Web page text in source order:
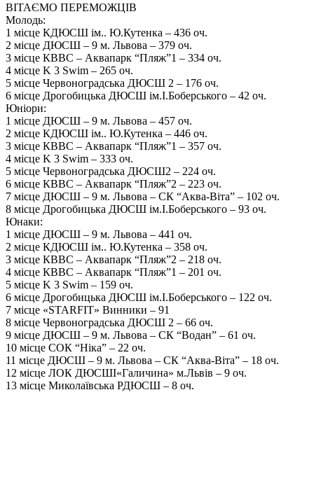
ВІТАЄМО ПЕРЕМОЖЦІВ
Молодь:
1 місце КДЮСШ ім.. Ю.Кутенка – 436 оч.
2 місце ДЮСШ – 9 м. Львова – 379 оч.
3 місце КВВС – Аквапарк “Пляж”1 – 334 оч.
4 місце K 3 Swim – 265 оч.
5 місце Червоноградська ДЮСШ 2 – 176 оч.
6 місце Дрогобицька ДЮСШ ім.І.Боберського – 42 оч.
Юніори:
1 місце ДЮСШ – 9 м. Львова – 457 оч.
2 місце КДЮСШ ім.. Ю.Кутенка – 446 оч.
3 місце КВВС – Аквапарк “Пляж”1 – 357 оч.
4 місце K 3 Swim – 333 оч.
5 місце Червоноградська ДЮСШ2 – 224 оч.
6 місце КВВС – Аквапарк “Пляж”2 – 223 оч.
7 місце ДЮСШ – 9 м. Львова – СК “Аква-Віта” – 102 оч.
8 місце Дрогобицька ДЮСШ ім.І.Боберського – 93 оч.
Юнаки:
1 місце ДЮСШ – 9 м. Львова – 441 оч.
2 місце КДЮСШ ім.. Ю.Кутенка – 358 оч.
3 місце КВВС – Аквапарк “Пляж”2 – 218 оч.
4 місце КВВС – Аквапарк “Пляж”1 – 201 оч.
5 місце K 3 Swim – 159 оч.
6 місце Дрогобицька ДЮСШ ім.І.Боберського – 122 оч.
7 місце «STARFIT» Винники – 91
8 місце Червоноградська ДЮСШ 2 – 66 оч.
9 місце ДЮСШ – 9 м. Львова – СК “Водан” – 61 оч.
10 місце СОК “Ніка” – 22 оч.
11 місце ДЮСШ – 9 м. Львова – СК “Аква-Віта” – 18 оч.
12 місце ЛОК ДЮСШІ«Галичина» м.Львів – 9 оч.
13 місце Миколаївська РДЮСШ – 8 оч.